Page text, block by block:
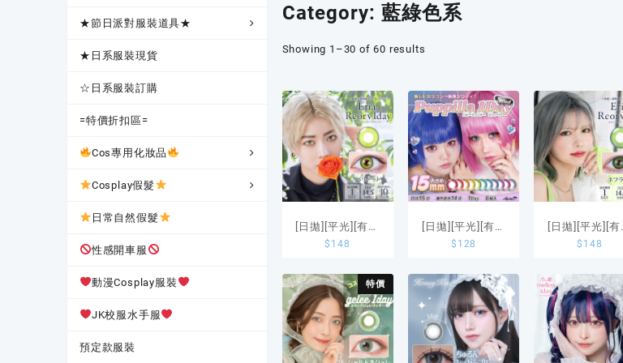
★節日派對服裝道具★
★日系服裝現貨
☆日系服裝訂購
=特價折扣區=
Cos專用化妝品
Cosplay假髮
日常自然假髮
性感開車服
動漫Cosplay服裝
JK校服水手服
預定款服裝
Category: 藍綠色系
Showing 1–30 of 60 results
[日拋][平光][有度
數]Etia. 1 Day
片裝
$ 148
[日拋][平光][有度
數]日本15mm大眼
Sweet系列隱形眼
鏡
$ 128
[日拋][平光][有
數]Etia. 1 Day
10片裝
$ 148
特價